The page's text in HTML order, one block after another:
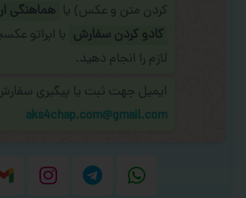
کردن متن و عکس) یا هماهنگی
کادو کردن سفارش با اپراتو
لازم را انجام دهید.
ایمیل جهت ثبت یا پیگیری
aks4chap.com@gmail.com